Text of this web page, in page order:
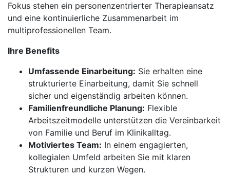
Fokus stehen ein personenzentrierter Therapieansatz
und eine kontinuierliche Zusammenarbeit im
multiprofessionellen Team.
Ihre Benefits
Umfassende Einarbeitung: Sie erhalten eine
strukturierte Einarbeitung, damit Sie schnell
sicher und eigenständig arbeiten können.
Familienfreundliche Planung: Flexible
Arbeitszeitmodelle unterstützen die Vereinbarkeit
von Familie und Beruf im Klinikalltag.
Motiviertes Team: In einem engagierten,
kollegialen Umfeld arbeiten Sie mit klaren
Strukturen und kurzen Wegen.